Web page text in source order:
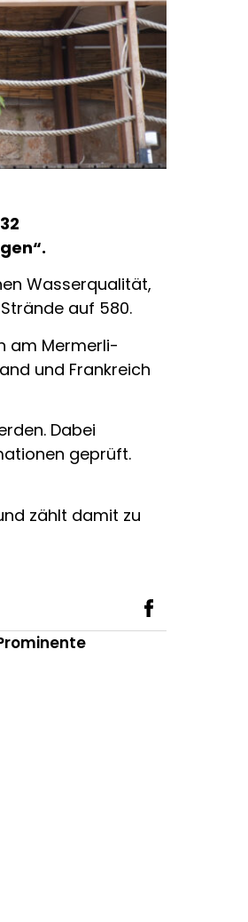
Wasserqualität,
auf 580.
am Mermerli-
und Frankreich
Dabei
geprüft.
zählt damit zu